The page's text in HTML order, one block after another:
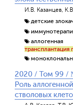
И.В. Казанцев,
детские
аллогенная
трансплантация
2020 / Том 99 /
Роль
стволовых